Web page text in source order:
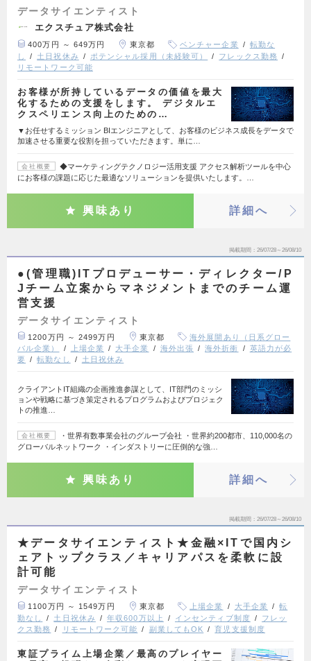
データサイエンティスト
エクスチュア株式会社
400万円 ～ 649万円 東京都 ベンチャー企業
転勤な
し
土日祝休み ポテンシャル採用（未経験可）
フレックス勤務
リモートワーク可能
お客様が所持しているデータの価値を最大
化するための支援をします。 デジタルエ
クスペリエンス向上のための…
▼お任せするミッション BIエンジニアとして、お客様のビジネス成長をデータで
加速させる重要な役割を担っていただきます。単に…
会社概要
◆マーケティングテクノロジー活用支援 アクセス解析ツールを中心
にお客様の課題に応じた最適なソリューションを提供いたします。…
興味あり 詳細へ
掲載期間 26/07/28～26/08/10
●(管理職)ITプロデューサー・ディレクター/P
Jチーム立案からマネジメントまでのチーム運
営支援
データサイエンティスト
1200万円 ～ 2499万円 東京都
海外展開あり（日系グロー
バル企業）
上場企業 大手企業 海外出張 海外折衝
英語力が必
要
転勤なし 土日祝休み
クライアントIT組織の企画推進参謀として、IT部門のミッシ
ョンや戦略に基づき策定されるプログラムおよびプロジェク
トの推進…
会社概要
・世界有数事業会社のグループ会社 ・世界約200都市、110,000名の
グローバルネットワーク ・インダストリーに圧倒的な強…
興味あり 詳細へ
掲載期間 26/07/28～26/08/10
★データサイエンティスト★金融×ITで国内シ
ェアトップクラス／キャリアパスを柔軟に設
計可能
データサイエンティスト
1100万円 ～ 1549万円 東京都 上場企業 大手企業
転
勤なし
土日祝休み 年収600万以上 インセンティブ制度
フレッ
クス勤務
リモートワーク可能 副業してもOK 育児支援制度
東証プライム上場企業／最高のプレイヤー